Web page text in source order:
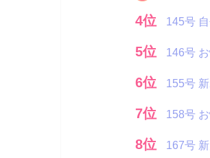
4位 145号
5位 146号
6位 155号
7位 158号
8位 167号